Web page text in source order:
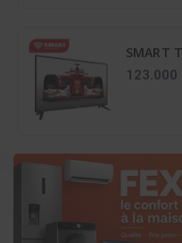
SMART
STT-
123.000